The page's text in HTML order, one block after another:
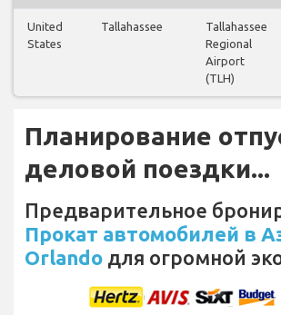
United
States
Tallahassee
Tallahassee
Regional
Airport
(TLH)
Планирование
деловой поездки...
Предварительное
Прокат автомобилей в
Orlando для огромной